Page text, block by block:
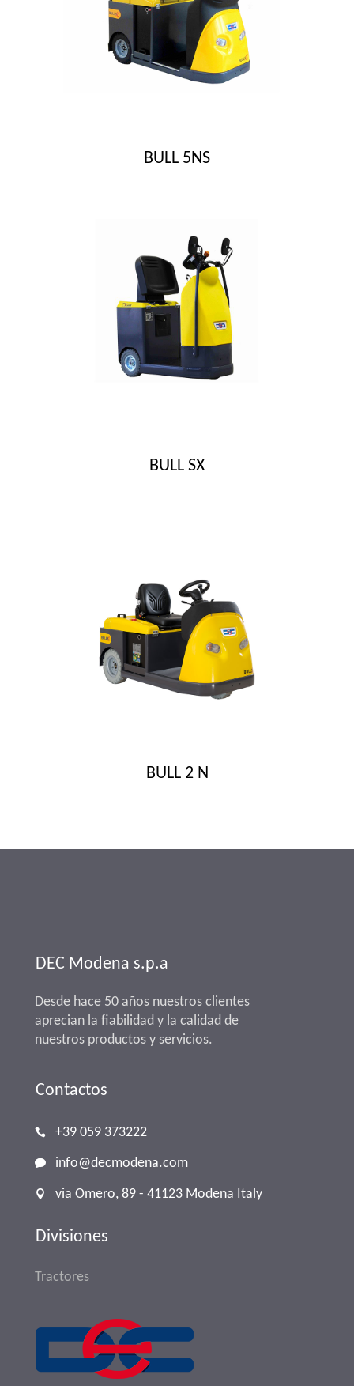
BULL 5NS
BULL SX
BULL 2 N
DEC Modena s.p.a
Desde hace 50 años nuestros clientes
aprecian la fiabilidad y la calidad de
nuestros productos y servicios.
Contactos
+39 059 373222
info@decmodena.com
via Omero, 89 - 41123 Modena Italy
Divisiones
Tractores